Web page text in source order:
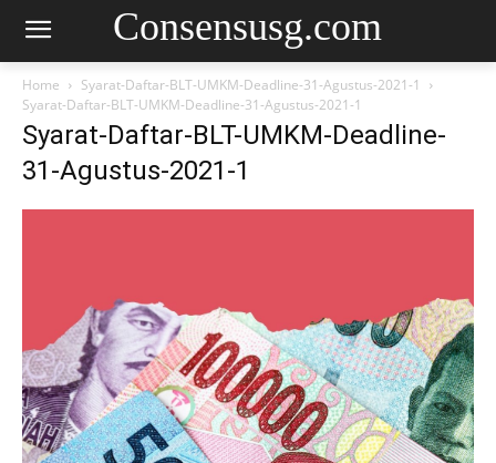
Consensusg.com
Home
Syarat-Daftar-BLT-UMKM-Deadline-31-Agustus-2021-1
Syarat-Daftar-BLT-UMKM-Deadline-31-Agustus-2021-1
Syarat-Daftar-BLT-UMKM-Deadline-
31-Agustus-2021-1